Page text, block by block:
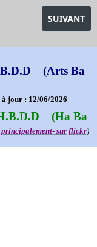
POLLOCKARTICLE
SUIVANT
(Arts Ba
jour : 12/06/2026
(Ha Ba
principalement- sur flickr)